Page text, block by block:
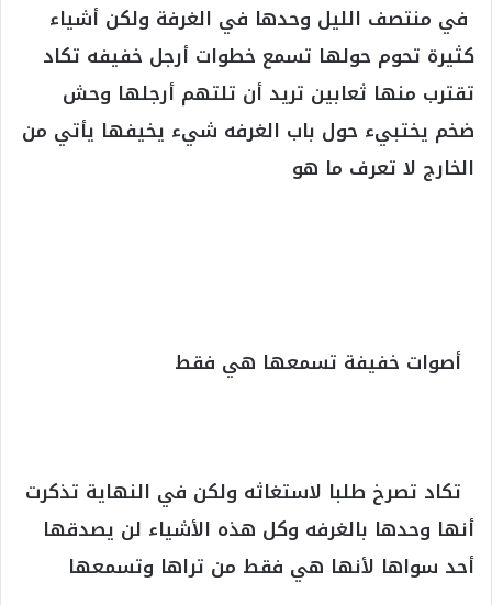
في منتصف الليل وحدها في الغرفة ولكن أشياء
كثيرة تحوم حولها تسمع خطوات أرجل خفيفه تكاد
تقترب منها ثعابين تريد أن تلتهم أرجلها وحش
ضخم يختبيء حول باب الغرفه شيء يخيفها يأتي من
الخارج لا تعرف ما هو
‏ أصوات خفيفة تسمعها هي فقط
‏ تكاد تصرخ طلبا لاستغاثه ولكن في النهاية تذكرت
أنها وحدها بالغرفه وكل هذه الأشياء لن يصدقها
أحد سواها لأنها هي فقط من تراها وتسمعها